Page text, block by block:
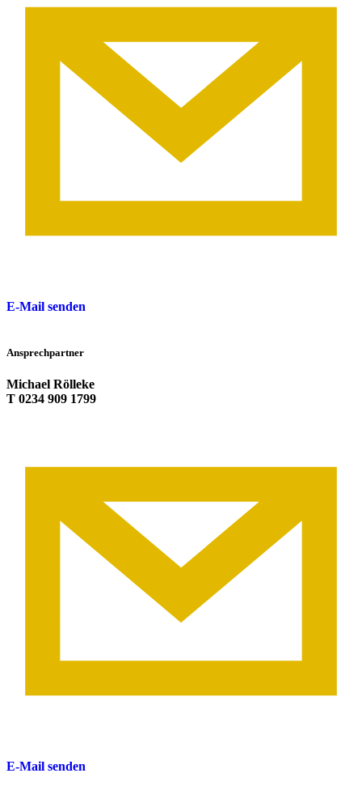
E-Mail senden
Ansprechpartner
Michael Rölleke
T 0234 909 1799
E-Mail senden